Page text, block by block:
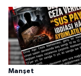
Manşet